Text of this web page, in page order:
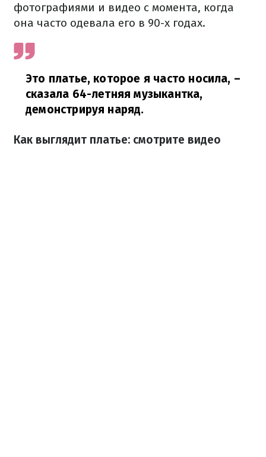
фотографиями и видео с момента, когда
она часто одевала его в 90-х годах.
Это платье, которое я часто носила, –
сказала 64-летняя музыкантка,
демонстрируя наряд.
Как выглядит платье: смотрите видео